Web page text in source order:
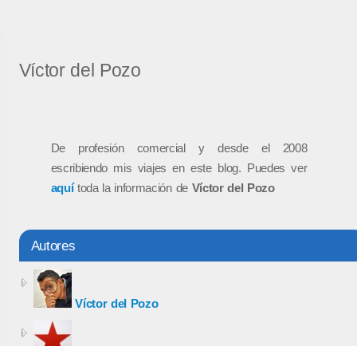
Víctor del Pozo
De profesión comercial y desde el 2008
escribiendo mis viajes en este blog. Puedes ver
aquítoda la información de Víctor del Pozo
Autores
Víctor del Pozo